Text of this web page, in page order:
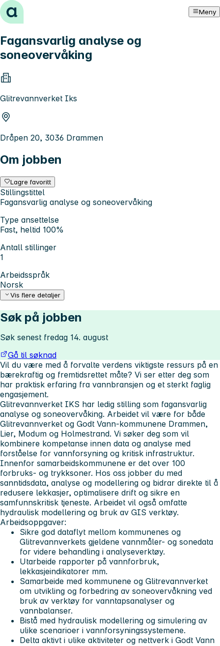
Hopp til innhold Meny
Fagansvarlig analyse og
soneovervåking
Glitrevannverket Iks
Dråpen 20, 3036 Drammen
Om jobben
Lagre favoritt
Stillingstittel
Fagansvarlig analyse og soneovervåking
Type ansettelse
Fast, heltid 100%
Antall stillinger
1
Arbeidsspråk
Norsk
Vis flere detaljer
Søk på jobben
Søk senest fredag 14. august
Gå til søknad
Vil du være med å forvalte verdens viktigste ressurs på en
bærekraftig og fremtidsrettet måte? Vi ser etter deg som
har praktisk erfaring fra vannbransjen og et sterkt faglig
engasjement.
Glitrevannverket IKS har ledig stilling som fagansvarlig
analyse og soneovervåking. Arbeidet vil være for både
Glitrevannverket og Godt Vann-kommunene Drammen,
Lier, Modum og Holmestrand. Vi søker deg som vil
kombinere kompetanse innen data og analyse med
forståelse for vannforsyning og kritisk infrastruktur.
Innenfor samarbeidskommunene er det over 100
forbruks- og trykksoner. Hos oss jobber du med
sanntidsdata, analyse og modellering og bidrar direkte til å
redusere lekkasjer, optimalisere drift og sikre en
samfunnskritisk tjeneste. Arbeidet vil også omfatte
hydraulisk modellering og bruk av GIS verktøy.
Arbeidsoppgaver:
Sikre god dataflyt mellom kommunenes og
Glitrevannverkets gjeldene vannmåler- og sonedata
for videre behandling i analyseverktøy.
Utarbeide rapporter på vannforbruk,
lekkasjeindikatorer mm.
Samarbeide med kommunene og Glitrevannverket
om utvikling og forbedring av soneovervåkning ved
bruk av verktøy for vanntapsanalyser og
vannbalanser.
Bistå med hydraulisk modellering og simulering av
ulike scenarioer i vannforsyningssystemene.
Delta aktivt i ulike aktiviteter og nettverk i Godt Vann